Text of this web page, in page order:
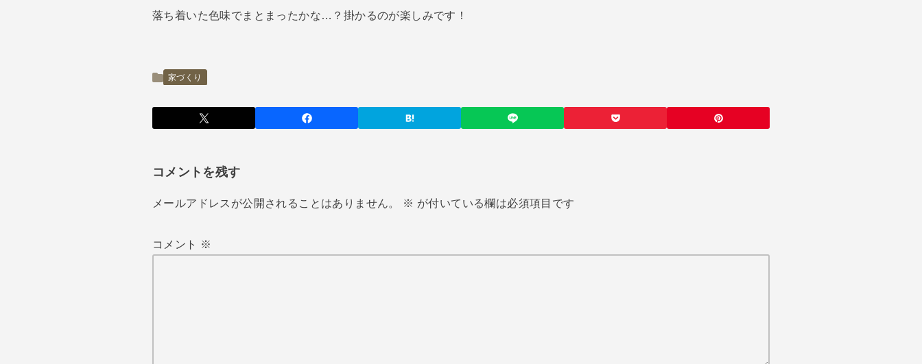
落ち着いた色味でまとまったかな…？掛かるのが楽しみです！
家づくり
コメントを残す
メールアドレスが公開されることはありません。 ※ が付いている欄は必須項目です
コメント ※